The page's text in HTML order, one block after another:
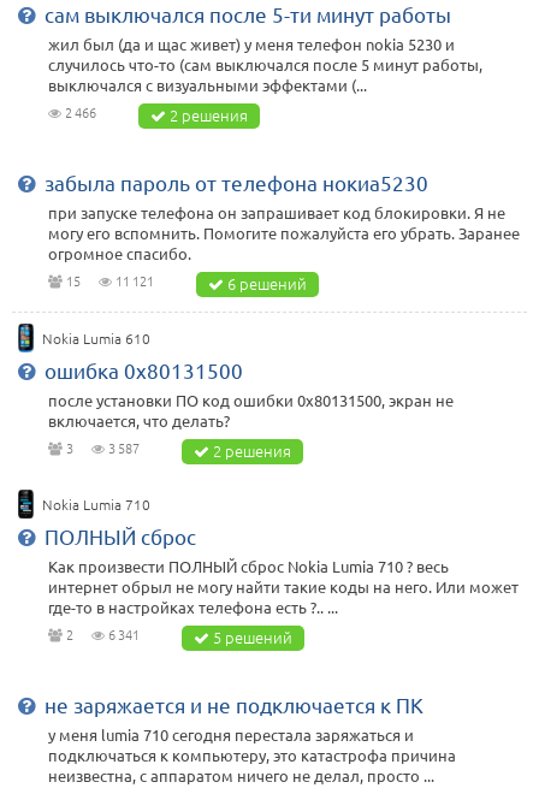
сам выключался после 5-ти минут работы
жил был (да и щас живет) у меня телефон nokia 5230 и
случилось что-то (сам выключался после 5 минут работы,
выключался с визуальными эффектами (...
2 466 2 решения
забыла пароль от телефона нокиа5230
при запуске телефона он запрашивает код блокировки. Я не
могу его вспомнить. Помогите пожалуйста его убрать. Заранее
огромное спасибо.
15 11 121 6 решений
Nokia Lumia 610
ошибка 0x80131500
после установки ПО код ошибки 0x80131500, экран не
включается, что делать?
3 3 587 2 решения
Nokia Lumia 710
ПОЛНЫЙ сброс
Как произвести ПОЛНЫЙ сброс Nokia Lumia 710 ? весь
интернет обрыл не могу найти такие коды на него. Или может
где-то в настройках телефона есть ?.. ...
2 6 341 5 решений
не заряжается и не подключается к ПК
у меня lumia 710 сегодня перестала заряжаться и
подключаться к компьютеру, это катастрофа причина
неизвестна, с аппаратом ничего не делал, просто ...